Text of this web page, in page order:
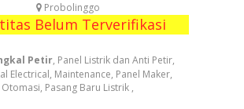
Probolinggo
Belum Terverifikasi
Petir, Panel Listrik dan Anti Petir,
Electrical, Maintenance, Panel Maker,
Otomasi, Pasang Baru Listrik ,